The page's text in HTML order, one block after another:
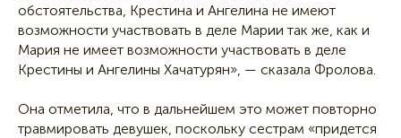
обстоятельства, Крестина и Ангелина не имеют
возможности участвовать в деле Марии так же, как и
Мария не имеет возможности участвовать в деле
Крестины и Ангелины Хачатурян», — сказала Фролова.
Она отметила, что в дальнейшем это может повторно
травмировать девушек, поскольку сестрам «придется